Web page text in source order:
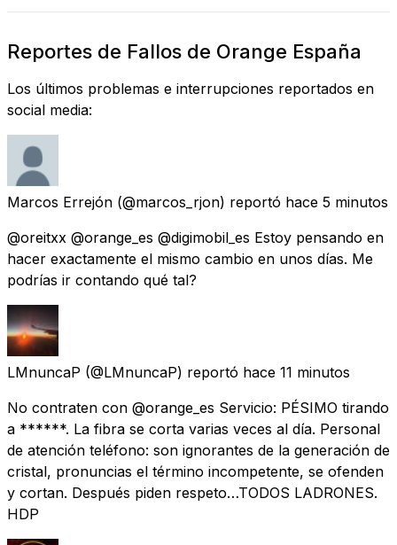
Reportes de Fallos de Orange España
Los últimos problemas e interrupciones reportados en
social media:
Marcos Errejón (@marcos_rjon) reportó hace 5 minutos
@oreitxx @orange_es @digimobil_es Estoy pensando en
hacer exactamente el mismo cambio en unos días. Me
podrías ir contando qué tal?
LMnuncaP (@LMnuncaP) reportó hace 11 minutos
No contraten con @orange_es Servicio: PÉSIMO tirando
a ******. La fibra se corta varias veces al día. Personal
de atención teléfono: son ignorantes de la generación de
cristal, pronuncias el término incompetente, se ofenden
y cortan. Después piden respeto…TODOS LADRONES.
HDP